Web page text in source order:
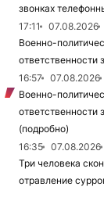
звонках
17:11
07.08.2026
Военно-
ответственности
16:57
07.08.2026
Военно-
ответственности
(подробно)
16:35
07.08.2026
Три человека
отравление